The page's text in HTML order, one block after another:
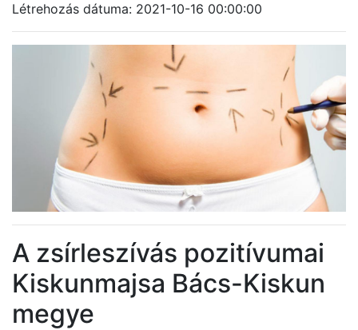
Létrehozás dátuma: 2021-10-16 00:00:00
A zsírleszívás pozitívumai
Kiskunmajsa Bács-Kiskun
megye